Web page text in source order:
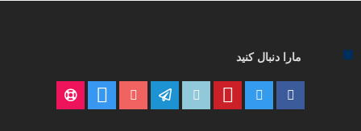
مارا دنبال کنید